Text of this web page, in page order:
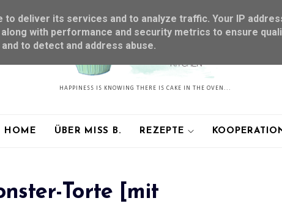
HAPPINESS IS KNOWING THERE IS CAKE IN THE OVEN...
HOME ÜBER MISS B. REZEPTE
Torte [mit
deliver its services and to analyze traffic. Your IP
with performance and security metrics to ensure
to detect and address abuse.